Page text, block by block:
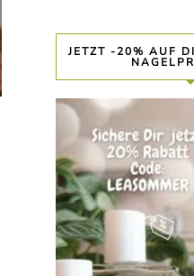
JETZT -20% AUF